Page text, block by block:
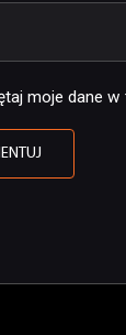
moje dane